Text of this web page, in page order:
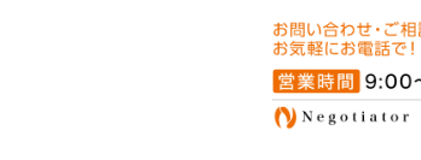
ィスパーテーション工事